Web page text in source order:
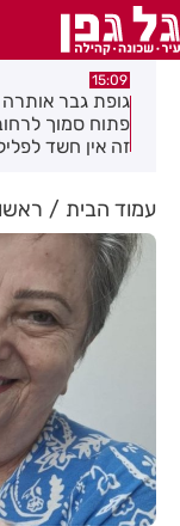
15:09
גופת גבר
פתוח סמוך
זה אין חשד
עמוד הבית